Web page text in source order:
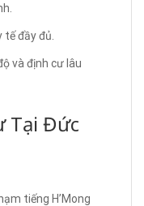
tế đầy đủ.
và định cư lâu
Tại Đức
tiếng H’Mong